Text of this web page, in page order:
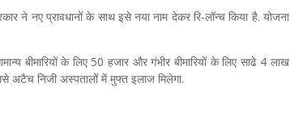
ने नए प्रावधानों के साथ इसे नया नाम देकर रि-लॉन्च किया है. योजना
बीमारियों के लिए 50 हजार और गंभीर बीमारियों के लिए साढे 4 लाख
अटैच निजी अस्पतालों में मुफ्त इलाज मिलेगा.